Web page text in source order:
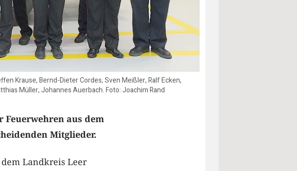
Krause, Bernd-Dieter Cordes, Sven Meißler, Ralf Ecken,
Müller, Johannes Auerbach. Foto: Joachim Rand
aus dem
Mitglieder.
Landkreis Leer